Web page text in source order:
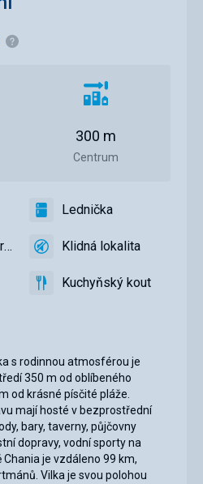
s rodinnou atmosférou je
od krásné písčité pláže.
mají hosté v bezprostřední
bary, taverny, půjčovny
dopravy, vodní sporty na
je vzdáleno 99 km,
Vilka je svou polohou
Informace
Vzdálenost
centra
Centrum
300 m
LedničkaLednička
ano
KlidnáKlidná lokalita
ano
Kuchyňský
Kuchyňský kout
ano